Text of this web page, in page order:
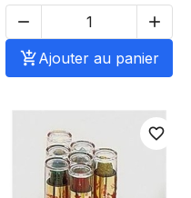


Ajouter au panier
favorite_border